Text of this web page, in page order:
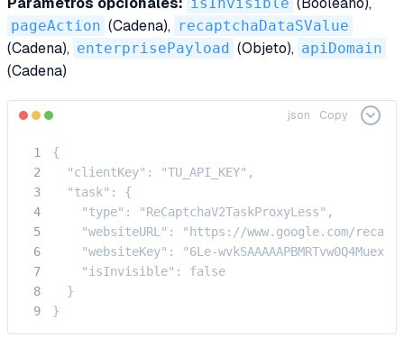
pageAction (Cadena), recaptchaDataSValue
(Cadena), enterprisePayload (Objeto), apiDomain
(Cadena)
json Copy
{
  "clientKey": "TU_API_KEY",
  "task": {
    "type": "ReCaptchaV2TaskProxyLess",
"websiteURL": "https://www.google.com/
"websiteKey": "6Le-
    "isInvisible": false
  }
}